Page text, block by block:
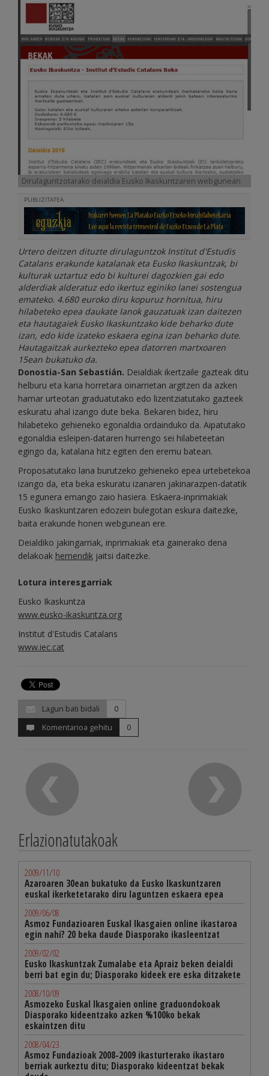
Dirulaguntzotarako deialdia Eusko Ikaskuntzaren webgunean
PUBLIZITATEA
Urtero deitzen dituzte dirulaguntzok Institut d'Estudis
Catalans erakunde katalanak eta Eusko Ikaskuntzak, bi
kulturak uztartuz edo bi kulturei dagozkien gai edo
alderdiak alderatuz edo ikertuz eginiko lanei sostengua
emateko. 4.680 euroko diru kopuruz hornitua, hiru
hilabeteko epea daukate lanok gauzatuak izan daitezen
eta hautagaiek Eusko Ikaskuntzako kide beharko dute
izan, edo kide izateko eskaera egina izan beharko dute.
Hautagaitzak aurkezteko epea datorren martxoaren
15ean bukatuko da.
Donostia-San Sebastián. Deialdiak ikertzaile gazteak ditu
helburu eta karia horretara oinarrietan argitzen da azken
hamar urteotan graduatutako edo lizentziatutako gazteek
eskuratu ahal izango dute beka. Bekaren bidez, hiru
hilabeteko gehieneko egonaldia ordainduko da. Aipatutako
egonaldia esleipen-dataren hurrengo sei hilabeteetan
egingo da, katalana hitz egiten den eremu batean.
Proposatutako lana burutzeko gehieneko epea urtebetekoa
izango da, eta beka eskuratu izanaren jakinarazpen-datatik
15 egunera emango zaio hasiera. Eskaera-inprimakiak
Eusko Ikaskuntzaren edozein bulegotan eskura daitezke,
baita erakunde honen webgunean ere.
Deialdiko jakingarriak, inprimakiak eta gainerako dena
delakoak hemendik jaitsi daitezke.
Lotura interesgarriak
Eusko Ikaskuntza
www.eusko-ikaskuntza.org
Institut d'Estudis Catalans
www.iec.cat
Lagun bati bidali
0
Komentarioa gehitu
0
Erlazionatutakoak
2009/11/10
Azaroaren 30ean bukatuko da Eusko Ikaskuntzaren
euskal ikerketetarako diru laguntzen eskaera epea
2009/06/08
Asmoz Fundazioaren Euskal Ikasgaien online ikastaroa
egin nahi? 20 beka daude Diasporako ikasleentzat
2009/02/02
Eusko Ikaskuntzak Zumalabe eta Apraiz beken deialdi
berri bat egin du; Diasporako kideek ere eska ditzakete
2008/10/09
Asmozeko Euskal Ikasgaien online graduondokoak
Diasporako kideentzako azken %100ko bekak
eskaintzen ditu
2008/04/23
Asmoz Fundazioak 2008-2009 ikasturterako ikastaro
berriak aurkeztu ditu; Diasporako kideentzat bekak